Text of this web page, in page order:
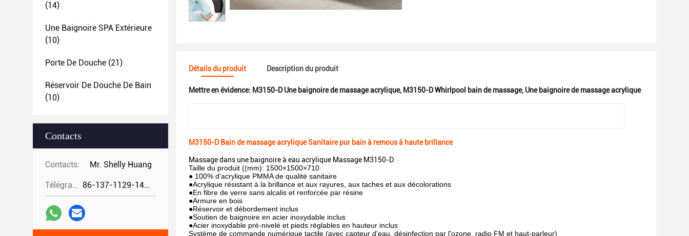
(14)
Une Baignoire SPA Extérieure
(10)
Porte De Douche (21)
Réservoir De Douche De Bain
(10)
Contacts
Contacts: Mr. Shelly Huang
Télégramme: 86-137-1129-1448
Détails du produit Description du produit
Mettre en évidence: M3150-D Une baignoire de massage acrylique, M3150-D Whirlpool bain de massage, Une baignoire de massage acrylique
M3150-D Bain de massage acrylique Sanitaire pur bain à remous à haute brillance
Massage dans une baignoire à eau acrylique Massage M3150-D
Taille du produit ((mm): 1500×1500×710
● 100% d'acrylique PMMA de qualité sanitaire
●Acrylique résistant à la brillance et aux rayures, aux taches et aux décolorations
●En fibre de verre sans alcalis et renforcée par résine
●Armure en bois
●Réservoir et débordement inclus
●Soutien de baignoire en acier inoxydable inclus
●Acier inoxydable pré-nivelé et pieds réglables en hauteur inclus
Système de commande numérique tactile (avec capteur d'eau, désinfection par l'ozone, radio FM et haut-parleur)